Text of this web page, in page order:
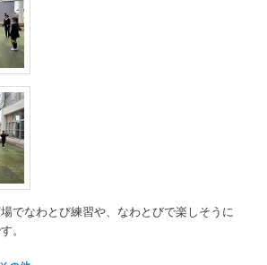
でなわとび練習や、なわとびで楽しそうに
。